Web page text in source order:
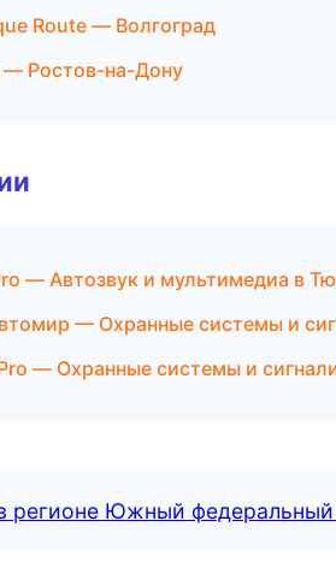
Route — Волгоград
Ростов-на-Дону
— Автозвук и мультимедиа в
— Охранные системы и
— Охранные системы и
регионе Южный федеральный